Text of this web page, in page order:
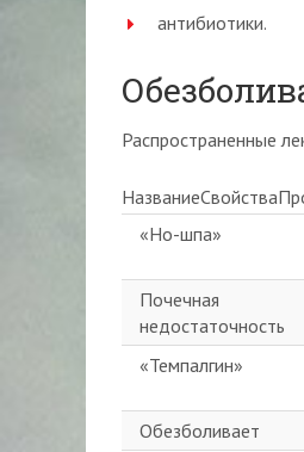
антибиотики.
Распространенные
«Но-шпа»
Почечная
недостаточность
«Темпалгин»
Обезболивает